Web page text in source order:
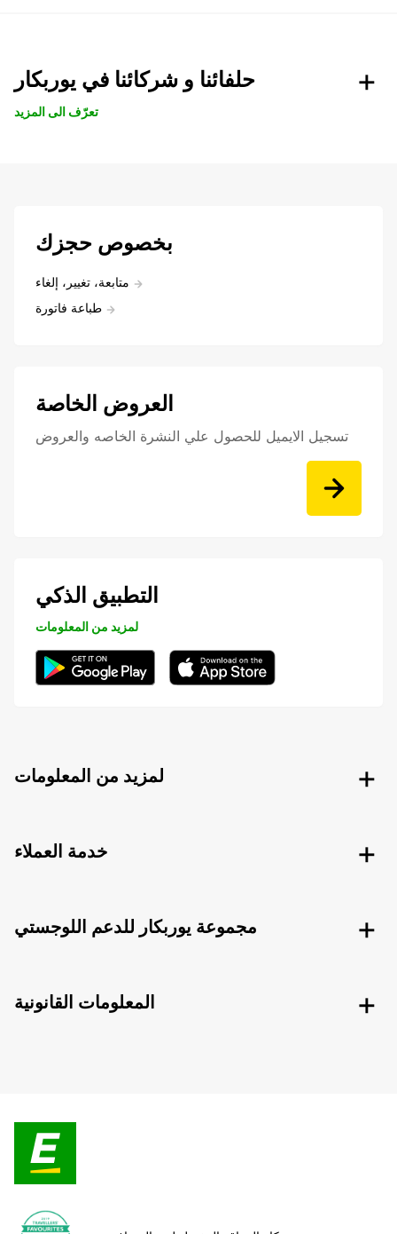
حلفائنا و شركائنا في يوربكار
تعرّف الى المزيد
بخصوص حجزك
متابعة، تغيير، إلغاء
طباعة فاتورة
العروض الخاصة
تسجيل الايميل للحصول علي النشرة الخاصه والعروض
التطبيق الذكي
لمزيد من المعلومات
لمزيد من المعلومات
خدمة العملاء
مجموعة يوربكار للدعم اللوجستي
المعلومات القانونية